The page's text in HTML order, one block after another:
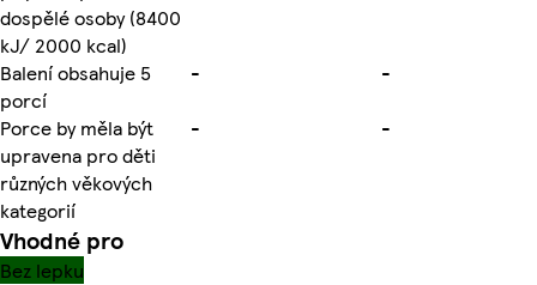
dospělé osoby (8400
kJ/ 2000 kcal)
Balení obsahuje 5
porcí
-
-
Porce by měla být
upravena pro děti
různých věkových
kategorií
- -
Vhodné pro
Bez lepku